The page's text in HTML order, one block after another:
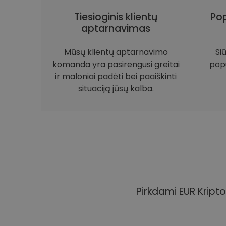
Tiesioginis klientų
aptarnavimas
Mūsų klientų aptarnavimo
komanda yra pasirengusi greitai
ir maloniai padėti bei paaiškinti
situaciją jūsų kalba.
Pirkdami EUR